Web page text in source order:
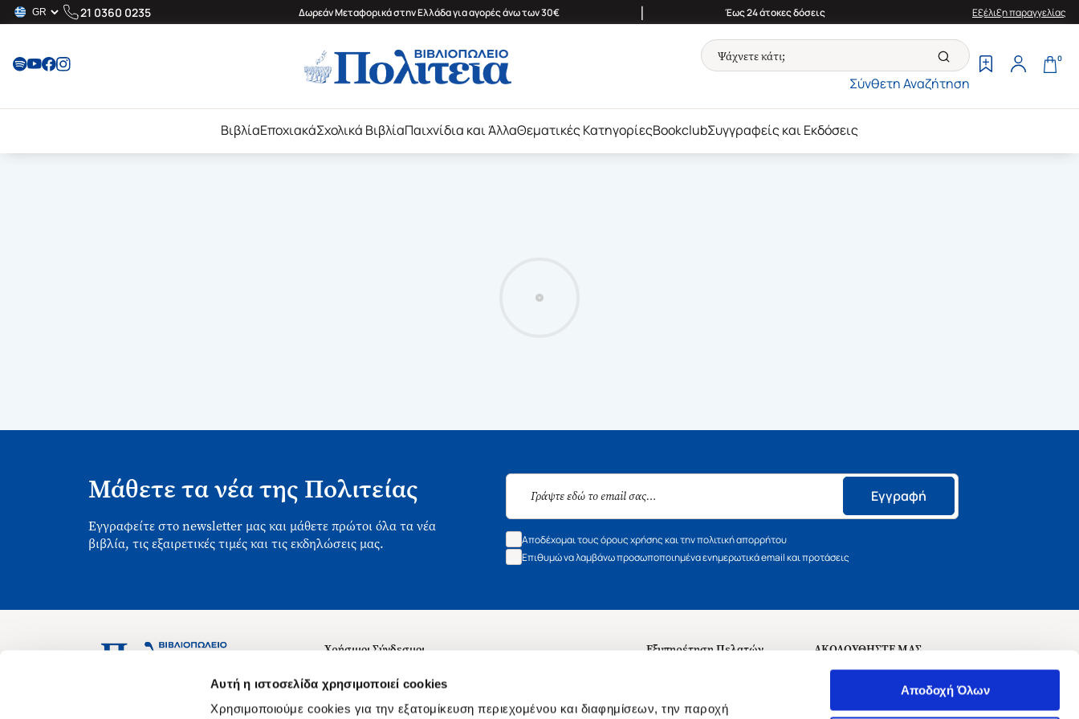
Αυτή η ιστοσελίδα χρησιμοποιεί cookies
Χρησιμοποιούμε cookies για την εξατομίκευση περιεχομένου και διαφημίσεων, την παροχή
Αποδοχή Όλων
21 0360 0235 Δωρεάν Μεταφορικά στην Ελλάδα για αγορές άνω των 30€ | Έως 24 άτοκες δόσεις Εξέλιξη παραγγελίας
Σύνθετη Αναζήτηση
0
ΒιβλίαΕποχιακάΣχολικά ΒιβλίαΠαιχνίδια και ΆλλαΘεματικές ΚατηγορίεςBookclubΣυγγραφείς και Εκδόσεις
Μάθετε τα νέα της Πολιτείας
Εγγραφείτε στο newsletter μας και μάθετε πρώτοι όλα τα νέα
βιβλία, τις εξαιρετικές τιμές και τις εκδηλώσεις μας.
Εγγραφή
Αποδέχομαι τους όρους χρήσης και την πολιτική απορρήτου
Επιθυμώ να λαμβάνω προσωποποιημένα ενημερωτικά email και προτάσεις
Ασκληπιού 1-3, Αθήνα 106 79
Χρήσιμοι Σύνδεσμοι
Σχετικά με εμάς
Θέσεις Εργασίας
Εξυπηρέτηση Πελατών
ΑΚΟΛΟΥΘΗΣΤΕ ΜΑΣ